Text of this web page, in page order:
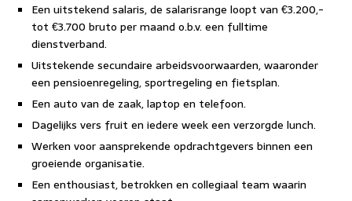
Een uitstekend salaris, de salarisrange loopt van €3.200,-
tot €3.700 bruto per maand o.b.v. een fulltime
dienstverband.
Uitstekende secundaire arbeidsvoorwaarden, waaronder
een pensioenregeling, sportregeling en fietsplan.
Een auto van de zaak, laptop en telefoon.
Dagelijks vers fruit en iedere week een verzorgde lunch.
Werken voor aansprekende opdrachtgevers binnen een
groeiende organisatie.
Een enthousiast, betrokken en collegiaal team waarin